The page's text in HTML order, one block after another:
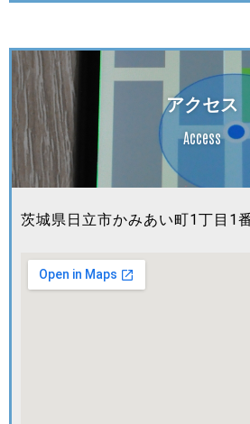
アクセス
Access
茨城県日立市かみあい町1丁目1